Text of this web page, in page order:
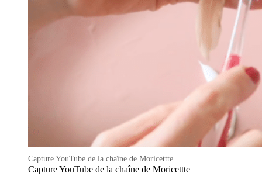
Capture YouTube de la chaîne de Moricettte
Capture YouTube de la chaîne de Moricettte